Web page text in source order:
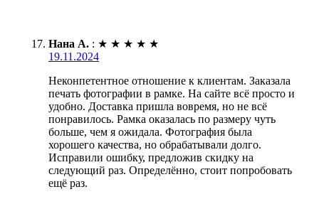
Нана А. : ★ ★ ★ ★ ★
19.11.2024
Неконпетентное отношение к клиентам. Заказала
печать фотографии в рамке. На сайте всё просто и
удобно. Доставка пришла вовремя, но не всё
понравилось. Рамка оказалась по размеру чуть
больше, чем я ожидала. Фотография была
хорошего качества, но обрабатывали долго.
Исправили ошибку, предложив скидку на
следующий раз. Определённо, стоит попробовать
ещё раз.